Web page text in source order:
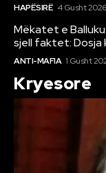
HAPËSIRË 4 Gusht 2026
Mëkatet e
sjell faktet: Dosja
ANTI-MAFIA 1 Gusht
Kryesore